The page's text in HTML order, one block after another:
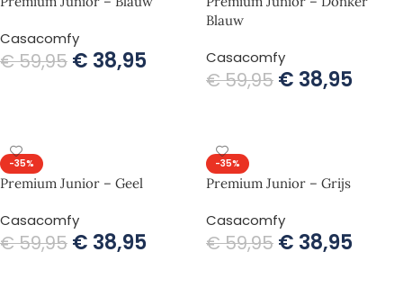
Casacomfy
€59,95 € 38,95
Blauw
Casacomfy
€59,95 € 38,95
-35%
Premium Junior – Geel
Casacomfy
€59,95 € 38,95
-35%
Premium Junior – Grijs
Casacomfy
€59,95 € 38,95